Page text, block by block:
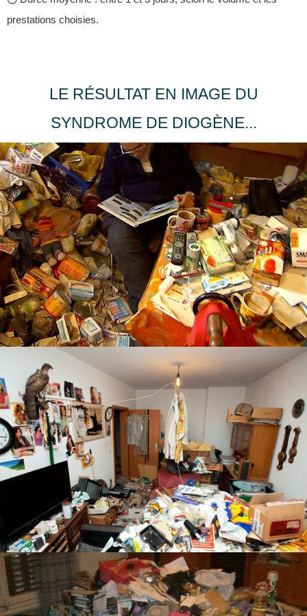
prestations choisies.
LE RÉSULTAT EN IMAGE DU
SYNDROME DE DIOGÈNE...